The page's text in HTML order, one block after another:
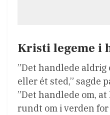
Kristi legeme i
”Det handlede aldrig
eller ét sted,” sagde
”Det handlede om,
rundt om i verden